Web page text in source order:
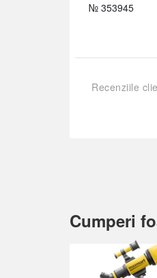
№ 353945
Recenziile
Cumperi